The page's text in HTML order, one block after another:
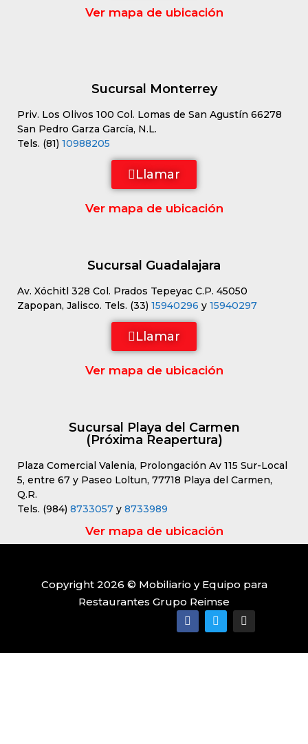
Ver mapa de ubicación
Sucursal Monterrey
Priv. Los Olivos 100 Col. Lomas de San Agustín 66278
San Pedro Garza García, N.L.
Tels. (81) 10988205
Llamar
Ver mapa de ubicación
Sucursal Guadalajara
Av. Xóchitl 328 Col. Prados Tepeyac C.P. 45050
Zapopan, Jalisco. Tels. (33) 15940296 y 15940297
Llamar
Ver mapa de ubicación
Sucursal Playa del Carmen
(Próxima Reapertura)
Plaza Comercial Valenia, Prolongación Av 115 Sur-Local
5, entre 67 y Paseo Loltun, 77718 Playa del Carmen,
Q.R.
Tels. (984) 8733057 y 8733989
Ver mapa de ubicación
Copyright 2026 © Mobiliario y Equipo para
Restaurantes Grupo Reimse